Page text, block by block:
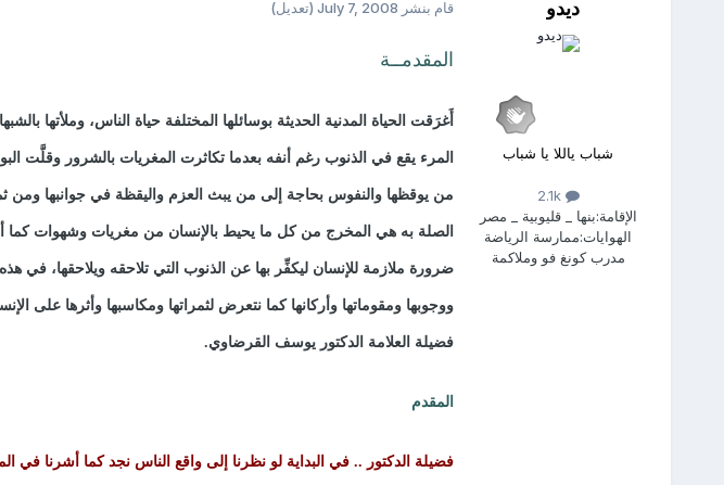
ديدو
شباب ياللا يا شباب
2.1k
الإقامة:بنها _ قليوبية _ مصر
الهوايات:ممارسة الرياضة
مدرب كونغ فو وملاكمة
قام بنشر July 7, 2008 (تعديل)
المقدمــة
أَغرَقت الحياة المدنية الحديثة بوسائلها المختلفة حياة الناس، وملأتها
المرء يقع في الذنوب رغم أنفه بعدما تكاثرت المغريات بالشرور وقلَّت
من يوقظها والنفوس بحاجة إلى من يبث العزم واليقظة في جوانبها ومن
الصلة به هي المخرج من كل ما يحيط بالإنسان من مغريات وشهوات كما أن
ضرورة ملازمة للإنسان ليكفِّر بها عن الذنوب التي تلاحقه ويلاحقها، في
ووجوبها ومقوماتها وأركانها كما نتعرض لثمراتها ومكاسبها وأثرها على
فضيلة العلامة الدكتور يوسف القرضاوي.
المقدم
فضيلة الدكتور .. في البداية لو نظرنا إلى واقع الناس نجد كما أشرنا في